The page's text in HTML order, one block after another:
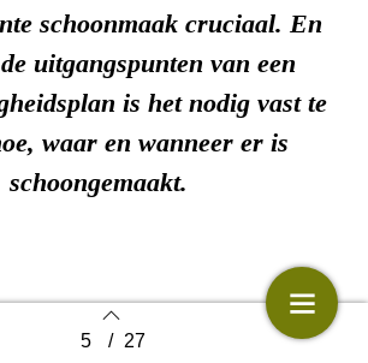
5 / 27
schoonmaak cruciaal. En
uitgangspunten van een
is het nodig vast te
waar en wanneer er is
schoongemaakt.